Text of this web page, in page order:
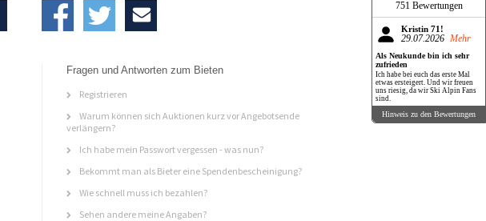
Fragen und Antworten zum Bieten
Registrieren
Warum können sich Auktionen kurz vor Angebotsende
verlängern?
Ich habe mein Passwort vergessen - was nun?
Bekommt man als Bieter eine Spendenbescheinigung?
Wie schnell muss ich bezahlen?
Sehen andere meine Angaben?
751 Bewertungen
Kristin 71!
29.07.2026 Mehr
Als Neukunde bin ich sehr
zufrieden
Ich habe bei euch das erste Mal
etwas ersteigert. Und wir freuen
uns riesig, da wir Ski Alpin Fans
sind.
Hinweis zu den Bewertungen